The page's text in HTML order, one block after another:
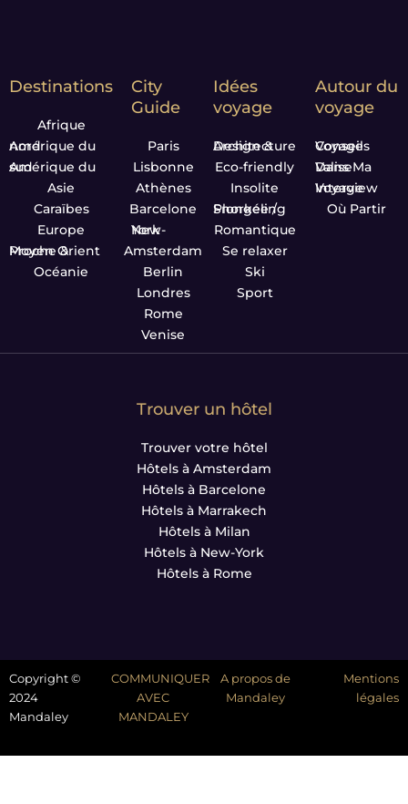
Destinations
Afrique
Amérique du nord
Amérique du sud
Asie
Caraïbes
Europe
Proche & Moyen Orient
Océanie
City
Guide
Paris
Lisbonne
Athènes
Barcelone
New-York
Amsterdam
Berlin
Londres
Rome
Venise
Idées
voyage
Design & Architecture
Eco-friendly
Insolite
Plongée / Snorkeling
Romantique
Se relaxer
Ski
Sport
Autour du
voyage
Conseils Voyage
Dans Ma Valise
Interview Voyage
Où Partir
Trouver un hôtel
Trouver votre hôtel
Hôtels à Amsterdam
Hôtels à Barcelone
Hôtels à Marrakech
Hôtels à Milan
Hôtels à New-York
Hôtels à Rome
Copyright ©
2024
Mandaley
COMMUNIQUER
AVEC
MANDALEY
A propos de
Mandaley
Mentions
légales